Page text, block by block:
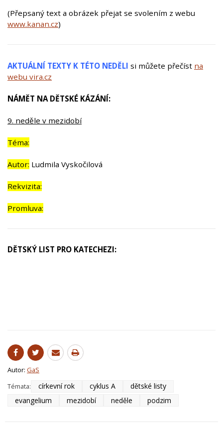
(Přepsaný text a obrázek přejat se svolením z webu
www.kanan.cz)
AKTUÁLNÍ TEXTY K TÉTO NEDĚLI si můžete přečíst na
webu vira.cz
NÁMĚT NA DĚTSKÉ KÁZÁNÍ:
9. neděle v mezidobí
Téma:
Autor: Ludmila Vyskočilová
Rekvizita:
Promluva:
DĚTSKÝ LIST PRO KATECHEZI:
Autor: GaS
Témata:
církevní rok cyklus A
dětské listy
evangelium
mezidobí neděle podzim